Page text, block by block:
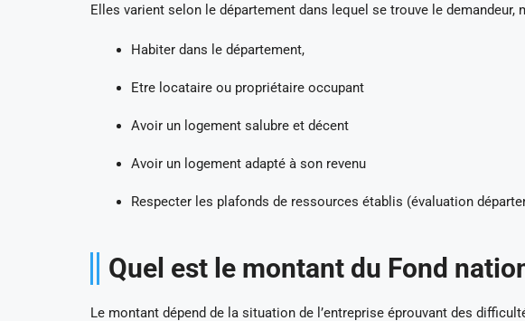
Elles varient selon le département dans lequel se trouve le demandeur,
Habiter dans le département,
Etre locataire ou propriétaire occupant
Avoir un logement salubre et décent
Avoir un logement adapté à son revenu
Respecter les plafonds de ressources établis (évaluation
Quel est le montant du Fond
Le montant dépend de la situation de l’entreprise éprouvant des